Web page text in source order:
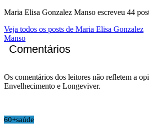
Maria Elisa Gonzalez Manso escreveu 44
Veja todos os posts de Maria Elisa Gonzalez
Manso
Comentários
Os comentários dos leitores não refletem a
Envelhecimento e Longeviver.
60+saúde